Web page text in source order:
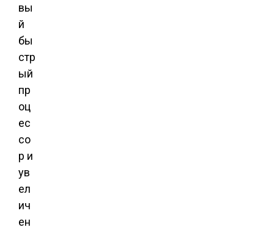
вы
й
бы
стр
ый
пр
оц
ес
со
р и
ув
ел
ич
ен